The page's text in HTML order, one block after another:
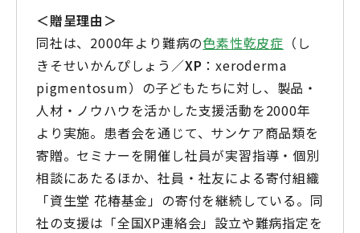
＜贈呈理由＞
同社は、2000年より難病の色素性乾皮症 （し
きそせいかんぴしょう／XP ：xeroderma
pigmentosum）の子どもたちに対し、製品・
人材・ノウハウを活かした支援活動を2000年
より実施。患者会を通じて、サンケア商品類を
寄贈。セミナーを開催し社員が実習指導・個別
相談にあたるほか、社員・社友による寄付組織
「資生堂 花椿基金」の寄付を継続している。同
社の支援は「全国XP連絡会」設立や難病指定を